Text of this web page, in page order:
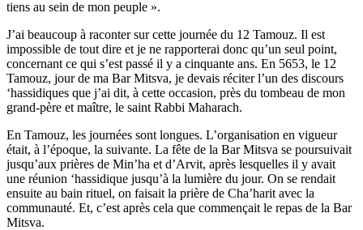
tiens au sein de mon peuple ».
J’ai beaucoup à raconter sur cette journée du 12 Tamouz. Il est
impossible de tout dire et je ne rapporterai donc qu’un seul point,
concernant ce qui s’est passé il y a cinquante ans. En 5653, le 12
Tamouz, jour de ma Bar Mitsva, je devais réciter l’un des discours
‘hassidiques que j’ai dit, à cette occasion, près du tombeau de mon
grand-père et maître, le saint Rabbi Maharach.
En Tamouz, les journées sont longues. L’organisation en vigueur
était, à l’époque, la suivante. La fête de la Bar Mitsva se poursuivait
jusqu’aux prières de Min’ha et d’Arvit, après lesquelles il y avait
une réunion ‘hassidique jusqu’à la lumière du jour. On se rendait
ensuite au bain rituel, on faisait la prière de Cha’harit avec la
communauté. Et, c’est après cela que commençait le repas de la Bar
Mitsva.